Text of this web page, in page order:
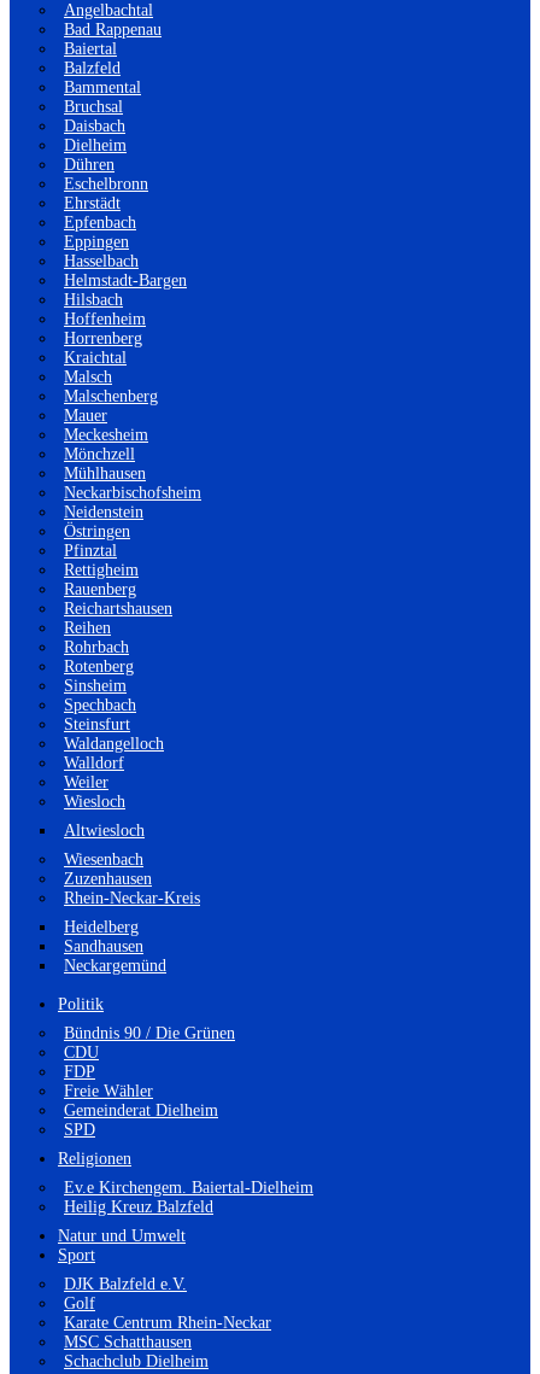
Angelbachtal
Bad Rappenau
Baiertal
Balzfeld
Bammental
Bruchsal
Daisbach
Dielheim
Dühren
Eschelbronn
Ehrstädt
Epfenbach
Eppingen
Hasselbach
Helmstadt-Bargen
Hilsbach
Hoffenheim
Horrenberg
Kraichtal
Malsch
Malschenberg
Mauer
Meckesheim
Mönchzell
Mühlhausen
Neckarbischofsheim
Neidenstein
Östringen
Pfinztal
Rettigheim
Rauenberg
Reichartshausen
Reihen
Rohrbach
Rotenberg
Sinsheim
Spechbach
Steinsfurt
Waldangelloch
Walldorf
Weiler
Wiesloch
Altwiesloch
Wiesenbach
Zuzenhausen
Rhein-Neckar-Kreis
Heidelberg
Sandhausen
Neckargemünd
Politik
Bündnis 90 / Die Grünen
CDU
FDP
Freie Wähler
Gemeinderat Dielheim
SPD
Religionen
Ev.e Kirchengem. Baiertal-Dielheim
Heilig Kreuz Balzfeld
Natur und Umwelt
Sport
DJK Balzfeld e.V.
Golf
Karate Centrum Rhein-Neckar
MSC Schatthausen
Schachclub Dielheim